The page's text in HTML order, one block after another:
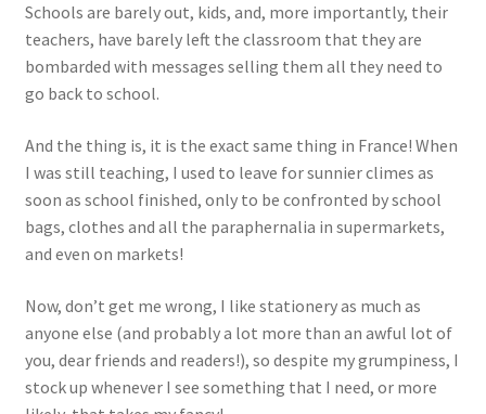
Shop
Categories
Events
Locations
My Bookings
Private
Schools are barely out, kids, and, more importantly, their
teachers, have barely left the classroom that they are
bombarded with messages selling them all they need to
go back to school.
And the thing is, it is the exact same thing in France! When
I was still teaching, I used to leave for sunnier climes as
soon as school finished, only to be confronted by school
bags, clothes and all the paraphernalia in supermarkets,
and even on markets!
Now, don’t get me wrong, I like stationery as much as
anyone else (and probably a lot more than an awful lot of
you, dear friends and readers!), so despite my grumpiness, I
stock up whenever I see something that I need, or more